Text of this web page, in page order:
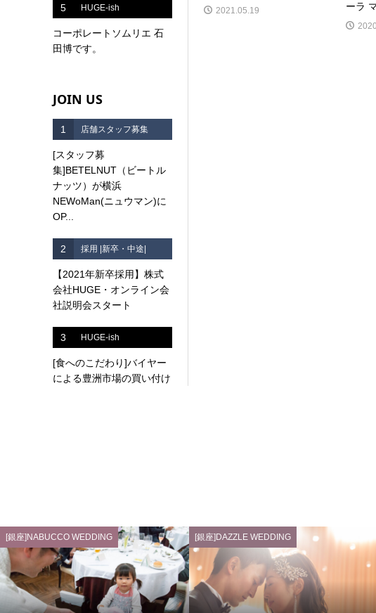
2021.05.19
ーラ
5 HUGE-ish
コーポレートソムリエ 石
田博です。
JOIN US
1 店舗スタッフ募集
[スタッフ募
集]BETELNUT（ビートル
ナッツ）が横浜
NEWoMan(ニュウマン)に
OP...
2 採用 |新卒・中途|
【2021年新卒採用】株式
会社HUGE・オンライン会
社説明会スタート
3 HUGE-ish
[食へのこだわり]バイヤー
による豊洲市場の買い付け
[銀座]NABUCCO WEDDING [銀座]DAZZLE WEDDING